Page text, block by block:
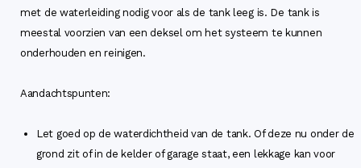
met de waterleiding nodig voor als de tank leeg is. De tank is
meestal voorzien van een deksel om het systeem te kunnen
onderhouden en reinigen.
Aandachtspunten:
Let goed op de waterdichtheid van de tank. Of deze nu onder de
grond zit of in de kelder of garage staat, een lekkage kan voor